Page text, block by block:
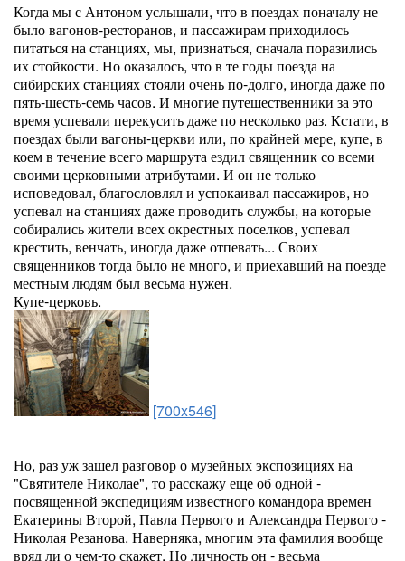
Когда мы с Антоном услышали, что в поездах поначалу не
было вагонов-ресторанов, и пассажирам приходилось
питаться на станциях, мы, признаться, сначала поразились
их стойкости. Но оказалось, что в те годы поезда на
сибирских станциях стояли очень по-долго, иногда даже по
пять-шесть-семь часов. И многие путешественники за это
время успевали перекусить даже по несколько раз. Кстати, в
поездах были вагоны-церкви или, по крайней мере, купе, в
коем в течение всего маршрута ездил священник со всеми
своими церковными атрибутами. И он не только
исповедовал, благословлял и успокаивал пассажиров, но
успевал на станциях даже проводить службы, на которые
собирались жители всех окрестных поселков, успевал
крестить, венчать, иногда даже отпевать... Своих
священников тогда было не много, и приехавший на поезде
местным людям был весьма нужен.
Купе-церковь.
[700x546]
Но, раз уж зашел разговор о музейных экспозициях на
"Святителе Николае", то расскажу еще об одной -
посвященной экспедициям известного командора времен
Екатерины Второй, Павла Первого и Александра Первого -
Николая Резанова. Наверняка, многим эта фамилия вообще
вряд ли о чем-то скажет. Но личность он - весьма